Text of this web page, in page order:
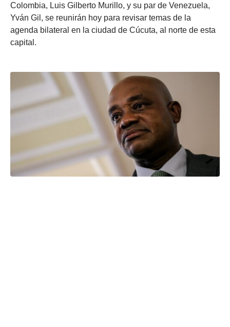
Colombia, Luis Gilberto Murillo, y su par de Venezuela,
Yván Gil, se reunirán hoy para revisar temas de la
agenda bilateral en la ciudad de Cúcuta, al norte de esta
capital.